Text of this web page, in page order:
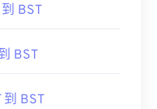
到 BST
BST
到 BST